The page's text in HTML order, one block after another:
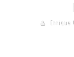
Enrique